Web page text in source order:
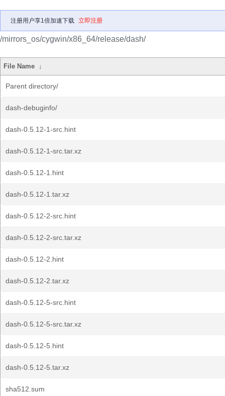
注册用户享1倍加速下载 立即注册
/mirrors_os/cygwin/x86_64/release/dash/
File Name ↓
Parent directory/
dash-debuginfo/
dash-0.5.12-1-src.hint
dash-0.5.12-1-src.tar.xz
dash-0.5.12-1.hint
dash-0.5.12-1.tar.xz
dash-0.5.12-2-src.hint
dash-0.5.12-2-src.tar.xz
dash-0.5.12-2.hint
dash-0.5.12-2.tar.xz
dash-0.5.12-5-src.hint
dash-0.5.12-5-src.tar.xz
dash-0.5.12-5.hint
dash-0.5.12-5.tar.xz
sha512.sum